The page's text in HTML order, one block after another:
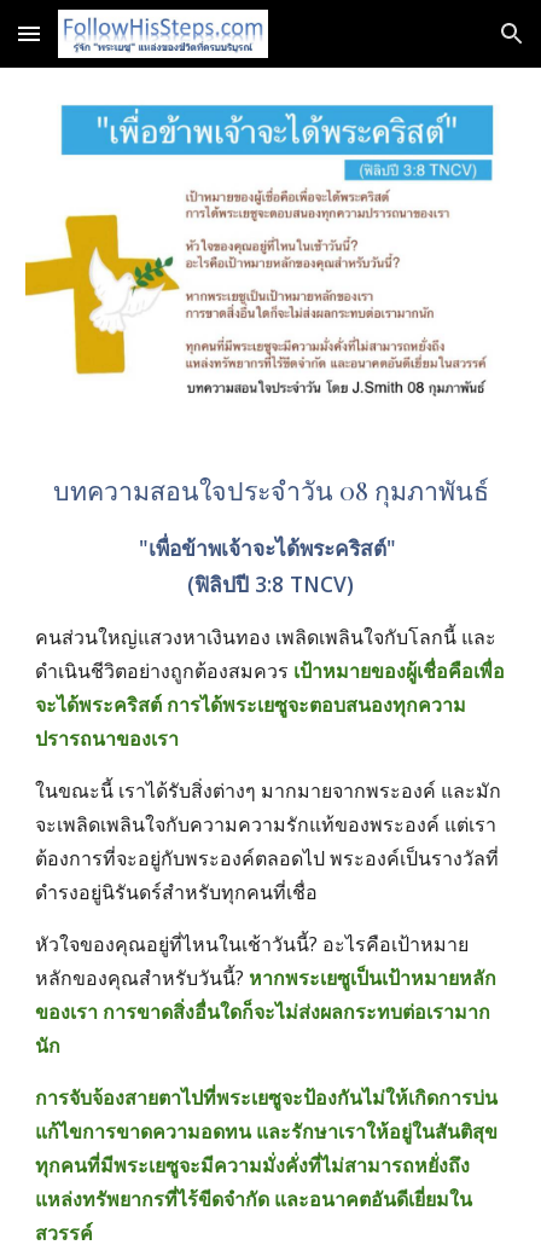
Skip to main content Skip to navigation
บทความสอนใจประจำวัน 08 กุมภาพันธ์
"เพื่อข้าพเจ้าจะได้พระคริสต์"
(ฟิลิปปี 3:8 TNCV)
คนส่วนใหญ่แสวงหาเงินทอง เพลิดเพลินใจกับโลกนี้ และ
ดำเนินชีวิตอย่างถูกต้องสมควร เป้าหมายของผู้เชื่อคือเพื่อ
จะได้พระคริสต์ การได้พระเยซูจะตอบสนองทุกความ
ปรารถนาของเรา
ในขณะนี้ เราได้รับสิ่งต่างๆ มากมายจากพระองค์ และมัก
จะเพลิดเพลินใจกับความความรักแท้ของพระองค์ แต่เรา
ต้องการที่จะอยู่กับพระองค์ตลอดไป พระองค์เป็นรางวัลที่
ดำรงอยู่นิรันดร์สำหรับทุกคนที่เชื่อ
หัวใจของคุณอยู่ที่ไหนในเช้าวันนี้? อะไรคือเป้าหมาย
หลักของคุณสำหรับวันนี้? หากพระเยซูเป็นเป้าหมายหลัก
ของเรา การขาดสิ่งอื่นใดก็จะไม่ส่งผลกระทบต่อเรามาก
นัก
การจับจ้องสายตาไปที่พระเยซูจะป้องกันไม่ให้เกิดการบ่น
แก้ไขการขาดความอดทน และรักษาเราให้อยู่ในสันติสุข
ทุกคนที่มีพระเยซูจะมีความมั่งคั่งที่ไม่สามารถหยั่งถึง
แหล่งทรัพยากรที่ไร้ขีดจำกัด และอนาคตอันดีเยี่ยมใน
สวรรค์